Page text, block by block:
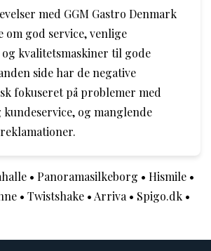
med GGM Gastro Denmark
om god service, venlige
kvalitetsmaskiner til gode
side har de negative
fokuseret på problemer med
og manglende
• Panoramasilkeborg • Hismile •
• Twistshake • Arriva • Spigo.dk •